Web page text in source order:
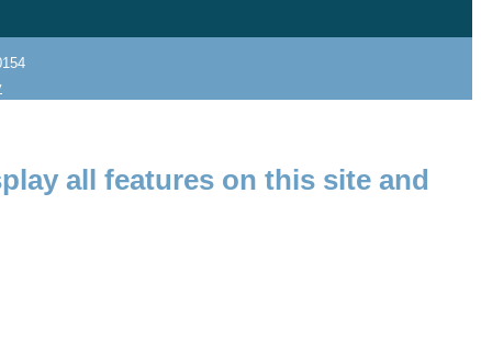
all features on this site and